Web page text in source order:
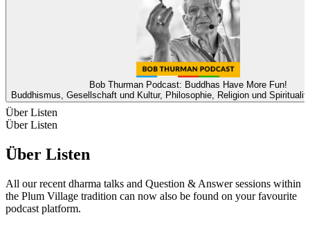
Bob Thurman Podcast: Buddhas Have More Fun!
Buddhismus, Gesellschaft und Kultur, Philosophie, Religion und
Über Listen
Über Listen
Über Listen
All our recent dharma talks and Question & Answer sessions within
the Plum Village tradition can now also be found on your favourite
podcast platform.